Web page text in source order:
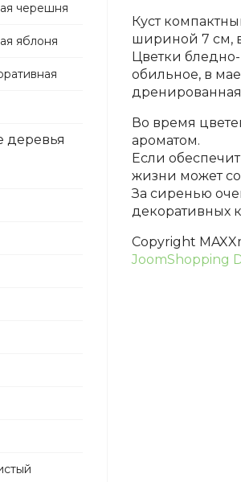
черешня
яблоня
деревья
Куст
шириной 7 см,
Цветки
обильное, в
Во время
ароматом.
Если
жизни может
За сиренью
декоративных
Copyright
JoomShopping